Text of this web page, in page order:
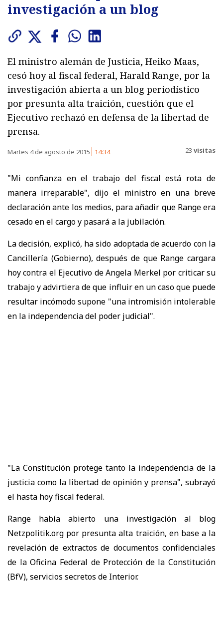
investigación a un blog
El ministro alemán de Justicia, Heiko Maas,
cesó hoy al fiscal federal, Harald Range, por la
investigación abierta a un blog periodístico
por presunta alta traición, cuestión que el
Ejecutivo rechazó en defensa de la libertad de
prensa.
Martes 4 de agosto de 2015 14:34 23 visitas
"Mi confianza en el trabajo del fiscal está rota de
manera irreparable", dijo el ministro en una breve
declaración ante los medios, para añadir que Range era
cesado en el cargo y pasará a la jubilación.
La decisión, explicó, ha sido adoptada de acuerdo con la
Cancillería (Gobierno), después de que Range cargara
hoy contra el Ejecutivo de Angela Merkel por criticar su
trabajo y advirtiera de que influir en un caso que puede
resultar incómodo supone "una intromisión intolerable
en la independencia del poder judicial".
"La Constitución protege tanto la independencia de la
justicia como la libertad de opinión y prensa", subrayó
el hasta hoy fiscal federal.
Range había abierto una investigación al blog
Netzpolitik.org por presunta alta traición, en base a la
revelación de extractos de documentos confidenciales
de la Oficina Federal de Protección de la Constitución
(BfV), servicios secretos de Interior.